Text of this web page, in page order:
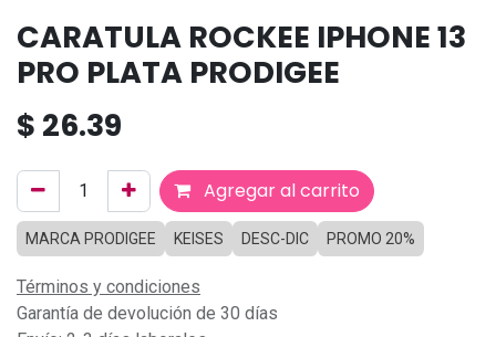
CARATULA ROCKEE IPHONE 13
PRO PLATA PRODIGEE
$ 26.39
Agregar al carrito
MARCA PRODIGEE KEISES DESC-DIC PROMO 20%
Términos y condiciones
Garantía de devolución de 30 días